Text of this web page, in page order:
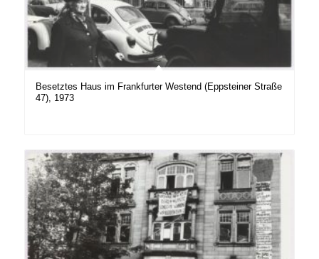
Besetztes Haus im Frankfurter Westend (Eppsteiner Straße
47), 1973